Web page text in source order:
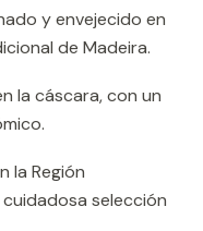
y envejecido en
de Madeira.
la cáscara, con un
la Región
selección